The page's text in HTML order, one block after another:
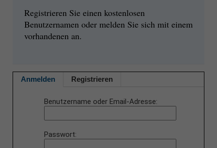
Registrieren Sie einen kostenlosen
Benutzernamen oder melden Sie sich mit einem
vorhandenen an.
Anmelden Registrieren
Benutzername oder Email-Adresse
Passwort